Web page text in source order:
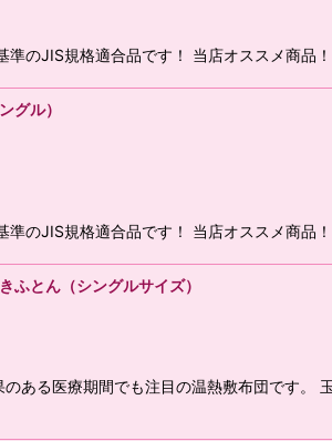
準のJIS規格適合品です！ 当店オススメ商
グル）
準のJIS規格適合品です！ 当店オススメ商
ふとん（シングルサイズ）
ある医療期間でも注目の温熱敷布団です